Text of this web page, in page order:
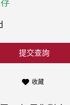
提交查詢
收藏